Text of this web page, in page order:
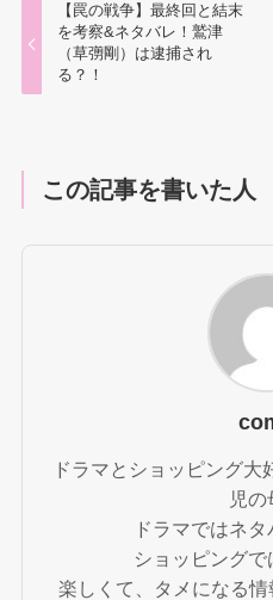
【罠の戦争】最終回と結末
を考察&ネタバレ！鷲津
（草彅剛）は逮捕され
る？！
この記事を書いた人
ドラマとショッピング
児の
ドラマではネタ
ショッピング
楽しくて、タメになる